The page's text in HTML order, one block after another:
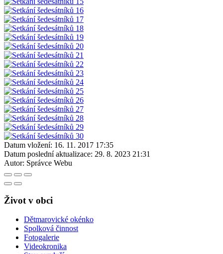
Datum vložení: 16. 11. 2017 17:35
Datum poslední aktualizace: 29. 8. 2023 21:31
Autor: Správce Webu
Život v obci
Dětmarovické okénko
Spolková činnost
Fotogalerie
Videokronika